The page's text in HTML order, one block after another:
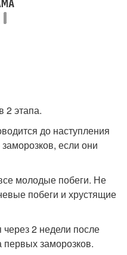
2 этапа.
до наступления
если они
молодые побеги. Не
побеги и хрустящие
2 недели после
первых заморозков.